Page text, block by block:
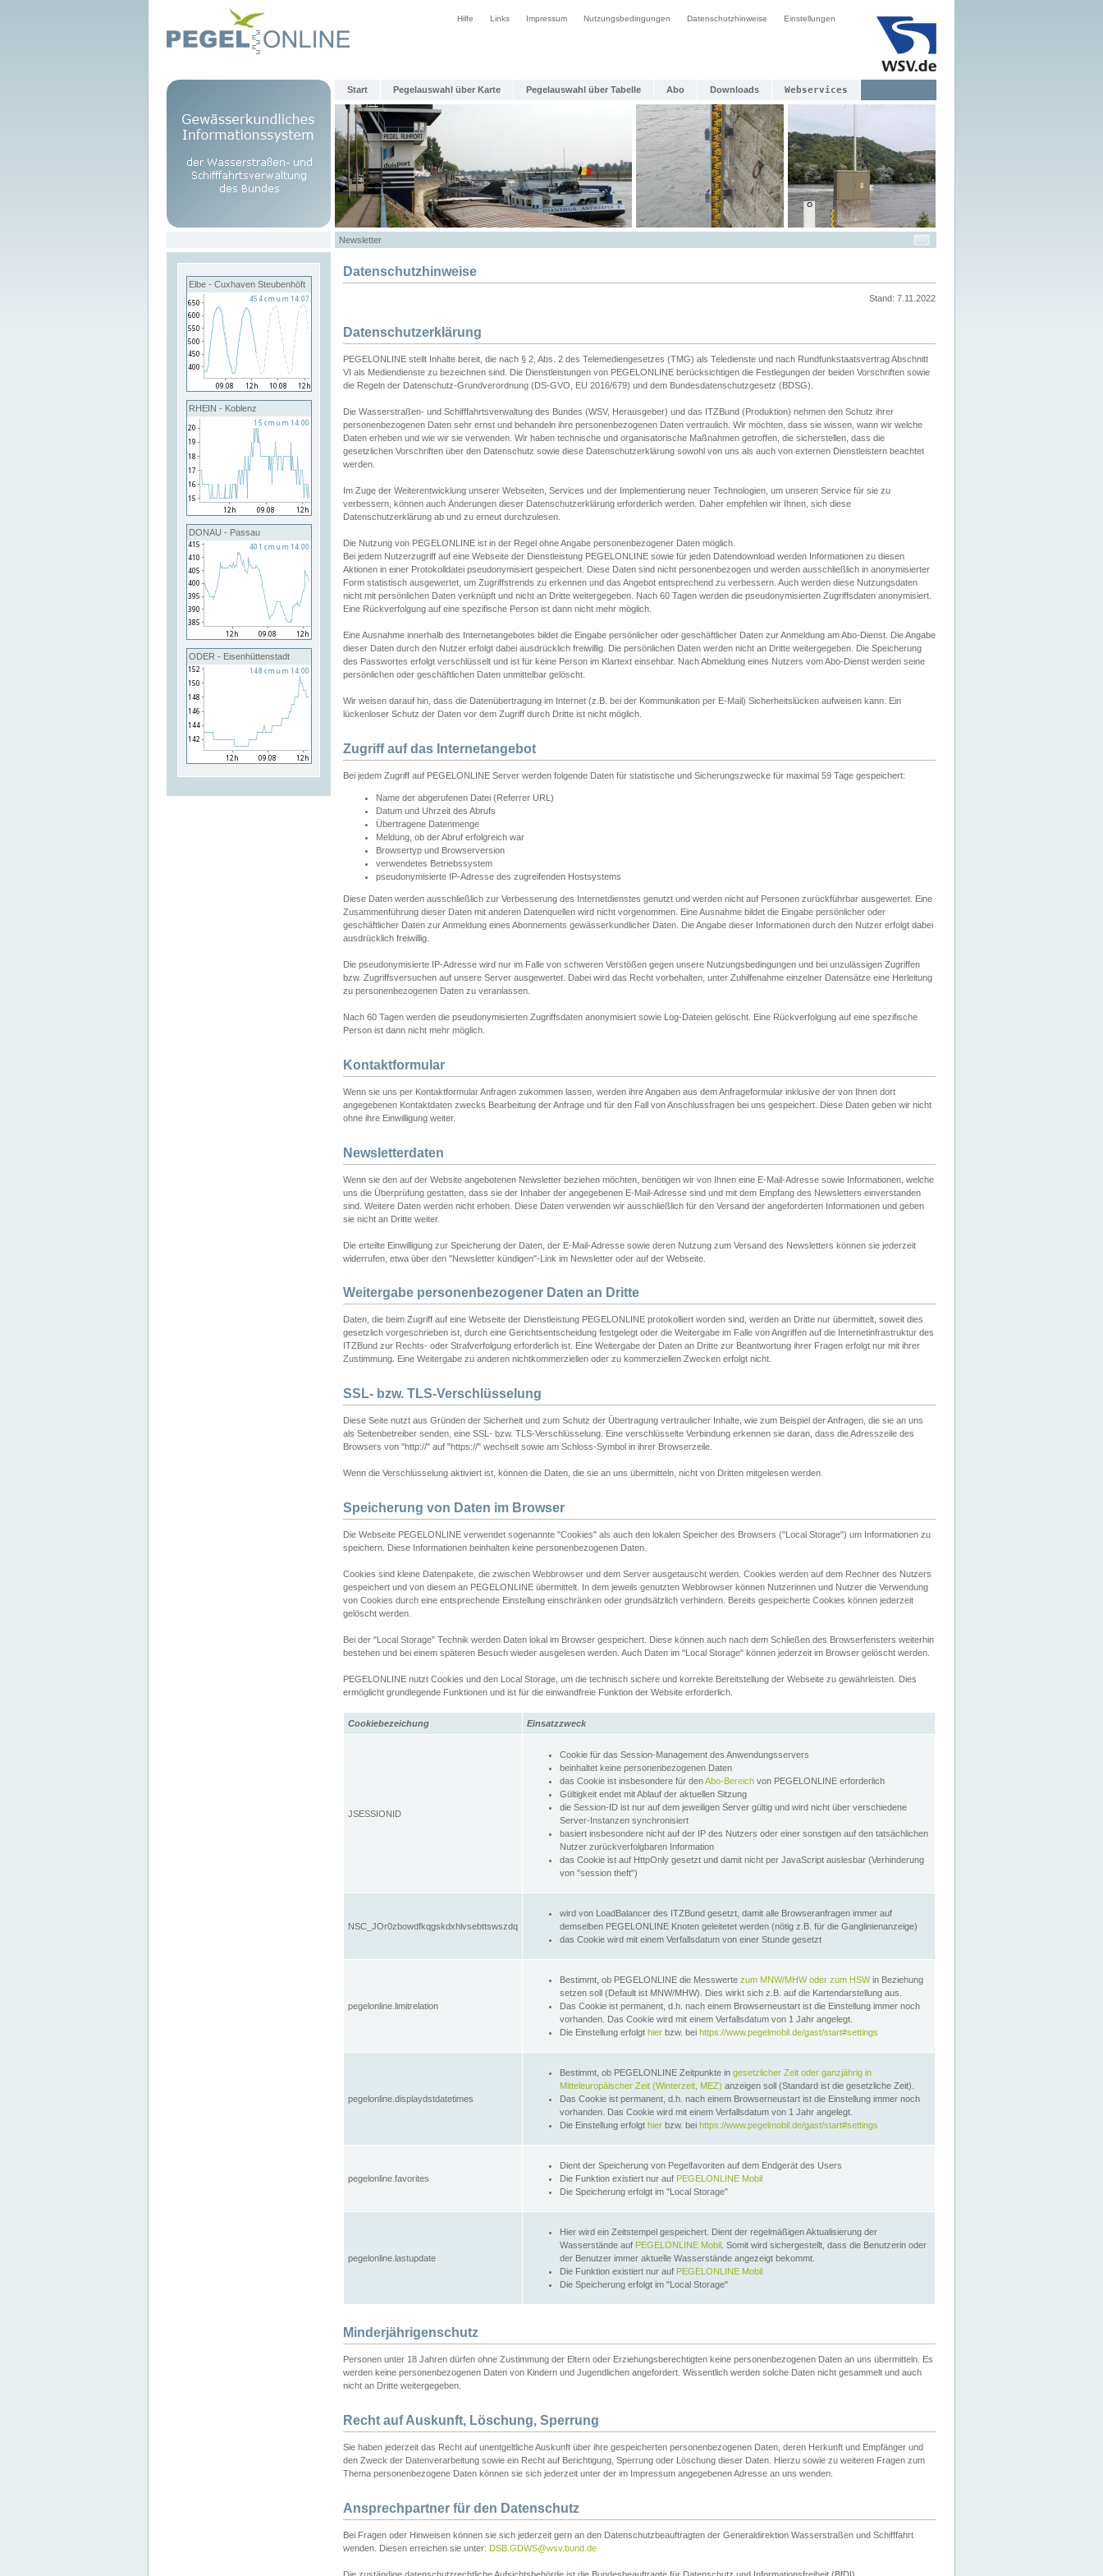
Hilfe Links Impressum Nutzungsbedingungen Datenschutzhinweise Einstellungen
Start Pegelauswahl über Karte Pegelauswahl über Tabelle Abo Downloads Webservices
Newsletter
Elbe - Cuxhaven Steubenhöft
RHEIN - Koblenz
DONAU - Passau
ODER - Eisenhüttenstadt
Datenschutzhinweise
Stand: 7.11.2022
Datenschutzerklärung
PEGELONLINE stellt Inhalte bereit, die nach § 2, Abs. 2 des Telemediengesetzes (TMG) als Teledienste und nach Rundfunkstaatsvertrag Abschnitt
VI als Mediendienste zu bezeichnen sind. Die Dienstleistungen von PEGELONLINE berücksichtigen die Festlegungen der beiden Vorschriften sowie
die Regeln der Datenschutz-Grundverordnung (DS-GVO, EU 2016/679) und dem Bundesdatenschutzgesetz (BDSG).
Die Wasserstraßen- und Schifffahrtsverwaltung des Bundes (WSV, Herausgeber) und das ITZBund (Produktion) nehmen den Schutz ihrer
personenbezogenen Daten sehr ernst und behandeln ihre personenbezogenen Daten vertraulich. Wir möchten, dass sie wissen, wann wir welche
Daten erheben und wie wir sie verwenden. Wir haben technische und organisatorische Maßnahmen getroffen, die sicherstellen, dass die
gesetzlichen Vorschriften über den Datenschutz sowie diese Datenschutzerklärung sowohl von uns als auch von externen Dienstleistern beachtet
werden.
Im Zuge der Weiterentwicklung unserer Webseiten, Services und der Implementierung neuer Technologien, um unseren Service für sie zu
verbessern, können auch Änderungen dieser Datenschutzerklärung erforderlich werden. Daher empfehlen wir Ihnen, sich diese
Datenschutzerklärung ab und zu erneut durchzulesen.
Die Nutzung von PEGELONLINE ist in der Regel ohne Angabe personenbezogener Daten möglich.
Bei jedem Nutzerzugriff auf eine Webseite der Dienstleistung PEGELONLINE sowie für jeden Datendownload werden Informationen zu diesen
Aktionen in einer Protokolldatei pseudonymisiert gespeichert. Diese Daten sind nicht personenbezogen und werden ausschließlich in anonymisierter
Form statistisch ausgewertet, um Zugriffstrends zu erkennen und das Angebot entsprechend zu verbessern. Auch werden diese Nutzungsdaten
nicht mit persönlichen Daten verknüpft und nicht an Dritte weitergegeben. Nach 60 Tagen werden die pseudonymisierten Zugriffsdaten anonymisiert.
Eine Rückverfolgung auf eine spezifische Person ist dann nicht mehr möglich.
Eine Ausnahme innerhalb des Internetangebotes bildet die Eingabe persönlicher oder geschäftlicher Daten zur Anmeldung am Abo-Dienst. Die Angabe
dieser Daten durch den Nutzer erfolgt dabei ausdrücklich freiwillig. Die persönlichen Daten werden nicht an Dritte weitergegeben. Die Speicherung
des Passwortes erfolgt verschlüsselt und ist für keine Person im Klartext einsehbar. Nach Abmeldung eines Nutzers vom Abo-Dienst werden seine
persönlichen oder geschäftlichen Daten unmittelbar gelöscht.
Wir weisen darauf hin, dass die Datenübertragung im Internet (z.B. bei der Kommunikation per E-Mail) Sicherheitslücken aufweisen kann. Ein
lückenloser Schutz der Daten vor dem Zugriff durch Dritte ist nicht möglich.
Zugriff auf das Internetangebot
Bei jedem Zugriff auf PEGELONLINE Server werden folgende Daten für statistische und Sicherungszwecke für maximal 59 Tage gespeichert:
Name der abgerufenen Datei (Referrer URL)
Datum und Uhrzeit des Abrufs
Übertragene Datenmenge
Meldung, ob der Abruf erfolgreich war
Browsertyp und Browserversion
verwendetes Betriebssystem
pseudonymisierte IP-Adresse des zugreifenden Hostsystems
Diese Daten werden ausschließlich zur Verbesserung des Internetdienstes genutzt und werden nicht auf Personen zurückführbar ausgewertet. Eine
Zusammenführung dieser Daten mit anderen Datenquellen wird nicht vorgenommen. Eine Ausnahme bildet die Eingabe persönlicher oder
geschäftlicher Daten zur Anmeldung eines Abonnements gewässerkundlicher Daten. Die Angabe dieser Informationen durch den Nutzer erfolgt dabei
ausdrücklich freiwillig.
Die pseudonymisierte IP-Adresse wird nur im Falle von schweren Verstößen gegen unsere Nutzungsbedingungen und bei unzulässigen Zugriffen
bzw. Zugriffsversuchen auf unsere Server ausgewertet. Dabei wird das Recht vorbehalten, unter Zuhilfenahme einzelner Datensätze eine Herleitung
zu personenbezogenen Daten zu veranlassen.
Nach 60 Tagen werden die pseudonymisierten Zugriffsdaten anonymisiert sowie Log-Dateien gelöscht. Eine Rückverfolgung auf eine spezifische
Person ist dann nicht mehr möglich.
Kontaktformular
Wenn sie uns per Kontaktformular Anfragen zukommen lassen, werden ihre Angaben aus dem Anfrageformular inklusive der von Ihnen dort
angegebenen Kontaktdaten zwecks Bearbeitung der Anfrage und für den Fall von Anschlussfragen bei uns gespeichert. Diese Daten geben wir nicht
ohne ihre Einwilligung weiter.
Newsletterdaten
Wenn sie den auf der Website angebotenen Newsletter beziehen möchten, benötigen wir von Ihnen eine E-Mail-Adresse sowie Informationen, welche
uns die Überprüfung gestatten, dass sie der Inhaber der angegebenen E-Mail-Adresse sind und mit dem Empfang des Newsletters einverstanden
sind. Weitere Daten werden nicht erhoben. Diese Daten verwenden wir ausschließlich für den Versand der angeforderten Informationen und geben
sie nicht an Dritte weiter.
Die erteilte Einwilligung zur Speicherung der Daten, der E-Mail-Adresse sowie deren Nutzung zum Versand des Newsletters können sie jederzeit
widerrufen, etwa über den "Newsletter kündigen"-Link im Newsletter oder auf der Webseite.
Weitergabe personenbezogener Daten an Dritte
Daten, die beim Zugriff auf eine Webseite der Dienstleistung PEGELONLINE protokolliert worden sind, werden an Dritte nur übermittelt, soweit dies
gesetzlich vorgeschrieben ist, durch eine Gerichtsentscheidung festgelegt oder die Weitergabe im Falle von Angriffen auf die Internetinfrastruktur des
ITZBund zur Rechts- oder Strafverfolgung erforderlich ist. Eine Weitergabe der Daten an Dritte zur Beantwortung ihrer Fragen erfolgt nur mit ihrer
Zustimmung. Eine Weitergabe zu anderen nichtkommerziellen oder zu kommerziellen Zwecken erfolgt nicht.
SSL- bzw. TLS-Verschlüsselung
Diese Seite nutzt aus Gründen der Sicherheit und zum Schutz der Übertragung vertraulicher Inhalte, wie zum Beispiel der Anfragen, die sie an uns
als Seitenbetreiber senden, eine SSL- bzw. TLS-Verschlüsselung. Eine verschlüsselte Verbindung erkennen sie daran, dass die Adresszeile des
Browsers von "http://" auf "https://" wechselt sowie am Schloss-Symbol in ihrer Browserzeile.
Wenn die Verschlüsselung aktiviert ist, können die Daten, die sie an uns übermitteln, nicht von Dritten mitgelesen werden.
Speicherung von Daten im Browser
Die Webseite PEGELONLINE verwendet sogenannte "Cookies" als auch den lokalen Speicher des Browsers ("Local Storage") um Informationen zu
speichern. Diese Informationen beinhalten keine personenbezogenen Daten.
Cookies sind kleine Datenpakete, die zwischen Webbrowser und dem Server ausgetauscht werden. Cookies werden auf dem Rechner des Nutzers
gespeichert und von diesem an PEGELONLINE übermittelt. In dem jeweils genutzten Webbrowser können Nutzerinnen und Nutzer die Verwendung
von Cookies durch eine entsprechende Einstellung einschränken oder grundsätzlich verhindern. Bereits gespeicherte Cookies können jederzeit
gelöscht werden.
Bei der "Local Storage" Technik werden Daten lokal im Browser gespeichert. Diese können auch nach dem Schließen des Browserfensters weiterhin
bestehen und bei einem späteren Besuch wieder ausgelesen werden. Auch Daten im "Local Storage" können jederzeit im Browser gelöscht werden.
PEGELONLINE nutzt Cookies und den Local Storage, um die technisch sichere und korrekte Bereitstellung der Webseite zu gewährleisten. Dies
ermöglicht grundlegende Funktionen und ist für die einwandfreie Funktion der Website erforderlich.
Cookiebezeichung Einsatzzweck
JSESSIONID
Cookie für das Session-Management des Anwendungsservers
beinhaltet keine personenbezogenen Daten
das Cookie ist insbesondere für denAbo-Bereich von PEGELONLINE erforderlich
Gültigkeit endet mit Ablauf der aktuellen Sitzung
die Session-ID ist nur auf dem jeweiligen Server gültig und wird nicht über verschiedene
Server-Instanzen synchronisiert
basiert insbesondere nicht auf der IP des Nutzers oder einer sonstigen auf den tatsächlichen
Nutzer zurückverfolgbaren Information
das Cookie ist auf HttpOnly gesetzt und damit nicht per JavaScript auslesbar (Verhinderung
von "session theft")
NSC_JOr0zbowdfkqgskdxhlvsebttswszdq
wird von LoadBalancer des ITZBund gesetzt, damit alle Browseranfragen immer auf
demselben PEGELONLINE Knoten geleitetet werden (nötig z.B. für die Ganglinienanzeige)
das Cookie wird mit einem Verfallsdatum von einer Stunde gesetzt
pegelonline.limitrelation
Bestimmt, ob PEGELONLINE die Messwerte zum MNW/MHW oder zum HSWin Beziehung
setzen soll (Default ist MNW/MHW). Dies wirkt sich z.B. auf die Kartendarstellung aus.
Das Cookie ist permanent, d.h. nach einem Browserneustart ist die Einstellung immer noch
vorhanden. Das Cookie wird mit einem Verfallsdatum von 1 Jahr angelegt.
Die Einstellung erfolgt hier bzw. bei https://www.pegelmobil.de/gast/start#settings
pegelonline.displaydstdatetimes
Bestimmt, ob PEGELONLINE Zeitpunkte in gesetzlicher Zeit oder ganzjährig in
Mitteleuropäischer Zeit (Winterzeit, MEZ) anzeigen soll (Standard ist die gesetzliche Zeit).
Das Cookie ist permanent, d.h. nach einem Browserneustart ist die Einstellung immer noch
vorhanden. Das Cookie wird mit einem Verfallsdatum von 1 Jahr angelegt.
Die Einstellung erfolgt hier bzw. bei https://www.pegelmobil.de/gast/start#settings
pegelonline.favorites
Dient der Speicherung von Pegelfavoriten auf dem Endgerät des Users
Die Funktion existiert nur auf PEGELONLINE Mobil
Die Speicherung erfolgt im "Local Storage"
pegelonline.lastupdate
Hier wird ein Zeitstempel gespeichert. Dient der regelmäßigen Aktualisierung der
Wasserstände auf PEGELONLINE Mobil . Somit wird sichergestellt, dass die Benutzerin oder
der Benutzer immer aktuelle Wasserstände angezeigt bekommt.
Die Funktion existiert nur auf PEGELONLINE Mobil
Die Speicherung erfolgt im "Local Storage"
Minderjährigenschutz
Personen unter 18 Jahren dürfen ohne Zustimmung der Eltern oder Erziehungsberechtigten keine personenbezogenen Daten an uns übermitteln. Es
werden keine personenbezogenen Daten von Kindern und Jugendlichen angefordert. Wissentlich werden solche Daten nicht gesammelt und auch
nicht an Dritte weitergegeben.
Recht auf Auskunft, Löschung, Sperrung
Sie haben jederzeit das Recht auf unentgeltliche Auskunft über ihre gespeicherten personenbezogenen Daten, deren Herkunft und Empfänger und
den Zweck der Datenverarbeitung sowie ein Recht auf Berichtigung, Sperrung oder Löschung dieser Daten. Hierzu sowie zu weiteren Fragen zum
Thema personenbezogene Daten können sie sich jederzeit unter der im Impressum angegebenen Adresse an uns wenden.
Ansprechpartner für den Datenschutz
Bei Fragen oder Hinweisen können sie sich jederzeit gern an den Datenschutzbeauftragten der Generaldirektion Wasserstraßen und Schifffahrt
wenden. Diesen erreichen sie unter: DSB.GDWS@wsv.bund.de